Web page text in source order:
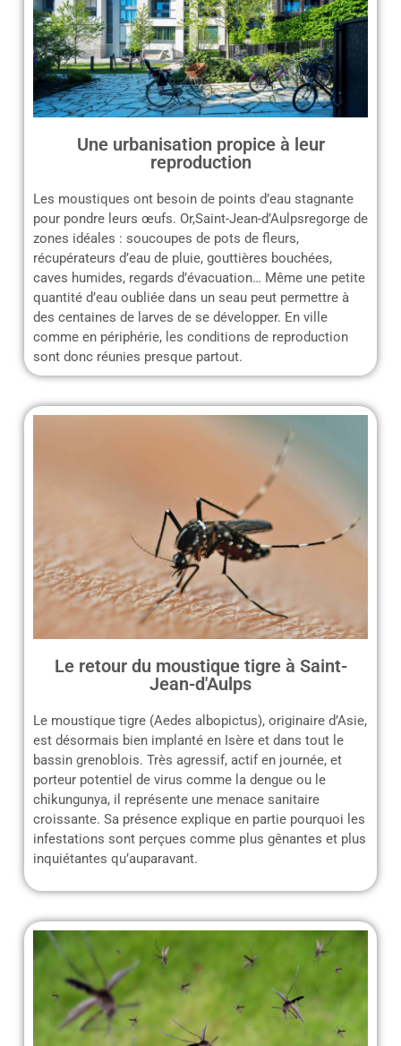
Une urbanisation propice à leur
reproduction
Les moustiques ont besoin de points d’eau stagnante
pour pondre leurs œufs. Or,Saint-Jean-d’Aulpsregorge de
zones idéales : soucoupes de pots de fleurs,
récupérateurs d’eau de pluie, gouttières bouchées,
caves humides, regards d’évacuation… Même une petite
quantité d’eau oubliée dans un seau peut permettre à
des centaines de larves de se développer. En ville
comme en périphérie, les conditions de reproduction
sont donc réunies presque partout.
Le retour du moustique tigre à Saint-
Jean-d'Aulps
Le moustique tigre (Aedes albopictus), originaire d’Asie,
est désormais bien implanté en Isère et dans tout le
bassin grenoblois. Très agressif, actif en journée, et
porteur potentiel de virus comme la dengue ou le
chikungunya, il représente une menace sanitaire
croissante. Sa présence explique en partie pourquoi les
infestations sont perçues comme plus gênantes et plus
inquiétantes qu’auparavant.